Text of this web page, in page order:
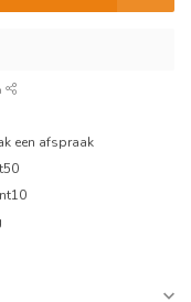
een afspraak